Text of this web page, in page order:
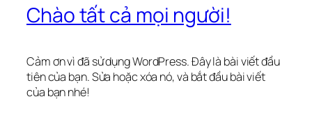
Chào tất cả mọi người!
Cảm ơn vì đã sử dụng WordPress. Đây là bài viết đầu
tiên của bạn. Sửa hoặc xóa nó, và bắt đầu bài viết
của bạn nhé!